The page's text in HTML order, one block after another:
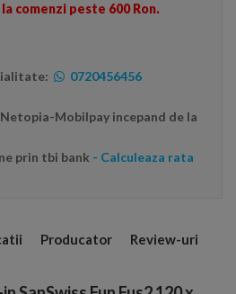
comenzi peste 600 Ron.
0720456456
Mobilpay incepand de la
prin tbi bank - Calculeaza rata
Producator Review-uri